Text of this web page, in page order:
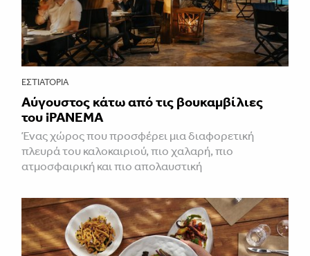
ΕΣΤΙΑΤΌΡΙΑ
Αύγουστος κάτω από τις βουκαμβίλιες
του iPANEMA
Ένας χώρος που προσφέρει μια διαφορετική
πλευρά του καλοκαιριού, πιο χαλαρή, πιο
ατμοσφαιρική και πιο απολαυστική